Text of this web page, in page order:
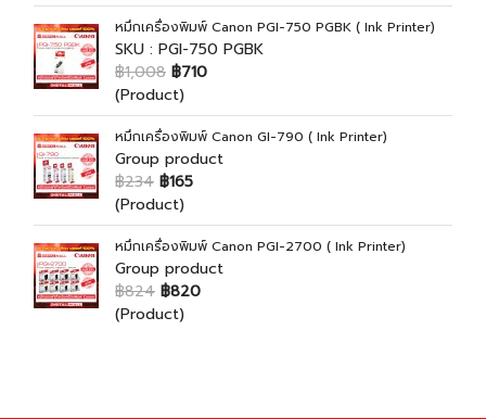
หมึกเครื่องพิมพ์ Canon PGI-750 PGBK ( Ink Printer)
SKU : PGI-750 PGBK
฿1,008 ฿710
(Product)
หมึกเครื่องพิมพ์ Canon GI-790 ( Ink Printer)
Group product
฿234 ฿165
(Product)
หมึกเครื่องพิมพ์ Canon PGI-2700 ( Ink Printer)
Group product
฿824 ฿820
(Product)